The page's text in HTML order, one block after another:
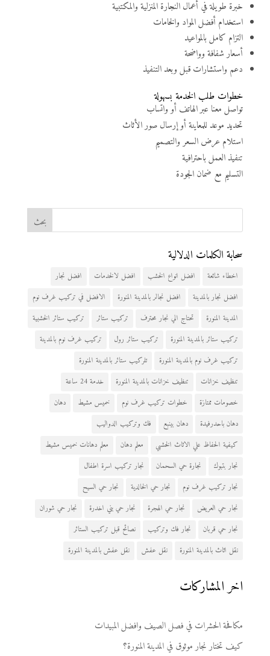
خبرة طويلة في أعمال النجارة المنزلية والمكتبية
استخدام أفضل المواد والخامات
التزام كامل بالمواعيد
أسعار شفافة وواضحة
دعم واستشارات قبل وبعد التنفيذ
خطوات طلب الخدمة بسهولة
تواصل معنا عبر الهاتف أو واتساب
تحديد موعد للمعاينة أو إرسال صور الأثاث
استلام عرض السعر والتصميم
تنفيذ العمل باحترافية
التسليم مع ضمان الجودة
سحابة الكلمات الدلالية
اخطاء شائعة افضل انواع الخشب افضل لالخدمات
افضل نجار
افضل نجار بالمدينة
افضل نجالر بالمدينة المنورة
الافضل في تركيب غرف نوم
المدينة المنورة
تحتاج الي نجار محترف تركيب ستائر
تركيب ستائر الخشبية
تركيب ستائر بالمدينة المنورة
تركيب ستائر رول
تركيب غرف نوم بالمدينة
تركيب غرف نوم بالمدينة المنورة
تلركيب ستائر بالمدينة المنورة
تنظيف خزانات
تنظيف خزانات بالمدينة المنورة
خدمة 24 ساعة
خصومات ممتازة
خطوات تركيب غرف نوم خميس مشيط
دهان
دهان باحدرفيدة
دهان بينبع
فك وتركيب الدواليب
كيفية الحفاظ علي الاثاث الخشبي
معلم دهان
معلم دهانات خميس مشيط
نجار بتبوك
نجارة حي السحمان
نجار تركيب اسرة اطفال
نجار تركيب غرف نوم
نجار حي الخالدية
نجار حي السيح
نجار حي العريض
نجار حي الهجرة نجار حي بني اخدرة
نجار حي شوران
نجار حي قربان
نجار فك وتركيب
نصائح قبل تركيب الستائر
نقل اثاث بالمدينة المنورة
نقل عفش نقل عفش بالمدينة المنورة
اخر المشاركات
مكافحة الحشرات في فصل الصيف وافضل المبيدات
كيف تختار نجار موثوق في المدينة المنورة؟